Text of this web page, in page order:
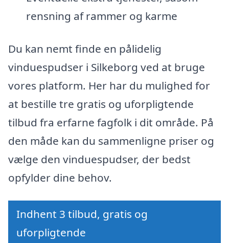
rensning af rammer og karme
Du kan nemt finde en pålidelig
vinduespudser i Silkeborg ved at bruge
vores platform. Her har du mulighed for
at bestille tre gratis og uforpligtende
tilbud fra erfarne fagfolk i dit område. På
den måde kan du sammenligne priser og
vælge den vinduespudser, der bedst
opfylder dine behov.
Indhent 3 tilbud, gratis og
uforpligtende